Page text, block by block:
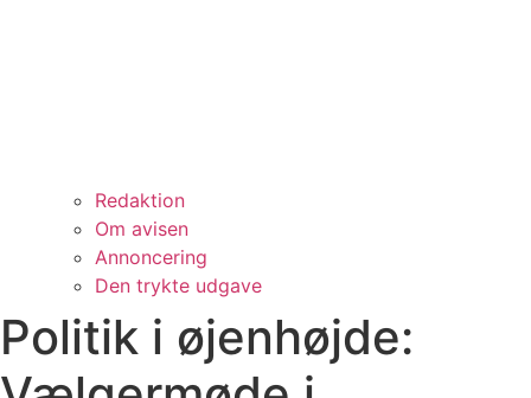
Redaktion
Om avisen
Annoncering
Den trykte udgave
Politik i øjenhøjde: